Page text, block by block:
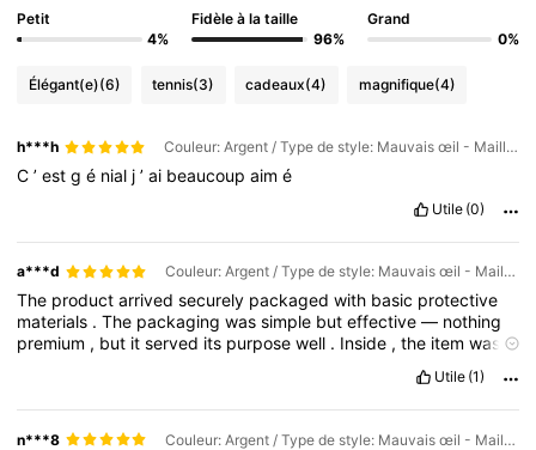
Petit
4%
Fidèle à la taille
96%
Grand
0%
Élégant(e)(6) tennis(3) cadeaux(4) magnifique(4)
h***h Couleur: Argent / Type de style: Mauvais œil - Maillon de chaîne
C’estgé nial j’ai beaucoupaimé
Utile (0)
a***d Couleur: Argent / Type de style: Mauvais œil - Maillon de chaîne
The productarrivedsecurely packagedwith basic protective
materials .The packagingwassimple buteffective— nothing
premium , but itserved its purposewell . Inside ,the itemwas
impression was
generallypositive:theproductlookedverysimilartotheonline
images
Utile (1)
n***8 Couleur: Argent / Type de style: Mauvais œil - Maillon de chaîne